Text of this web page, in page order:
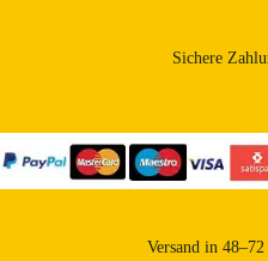
Sichere
Versand in 48–72